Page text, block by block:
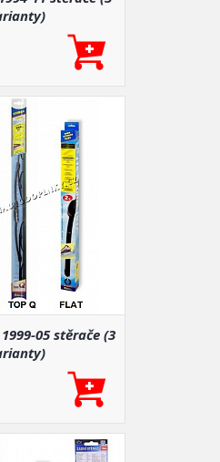
05 stěrače (3